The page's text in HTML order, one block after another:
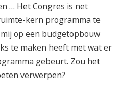
… Het Congres is net
kern programma te
op een budgetopbouw
te maken heeft met wat er
gebeurt. Zou het
verwerpen?